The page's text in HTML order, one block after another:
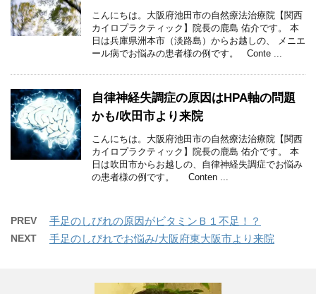
こんにちは。大阪府池田市の自然療法治療院【関西
カイロプラクティック】院長の鹿島 佑介です。 本
日は兵庫県洲本市（淡路島）からお越しの、 メニエ
ール病でお悩みの患者様の例です。 Conte ...
自律神経失調症の原因はHPA軸の問題
かも/吹田市より来院
こんにちは。大阪府池田市の自然療法治療院【関西
カイロプラクティック】院長の鹿島 佑介です。 本
日は吹田市からお越しの、自律神経失調症でお悩み
の患者様の例です。 Conten ...
PREV 手足のしびれの原因がビタミンＢ１不足！？
NEXT 手足のしびれでお悩み/大阪府東大阪市より来院